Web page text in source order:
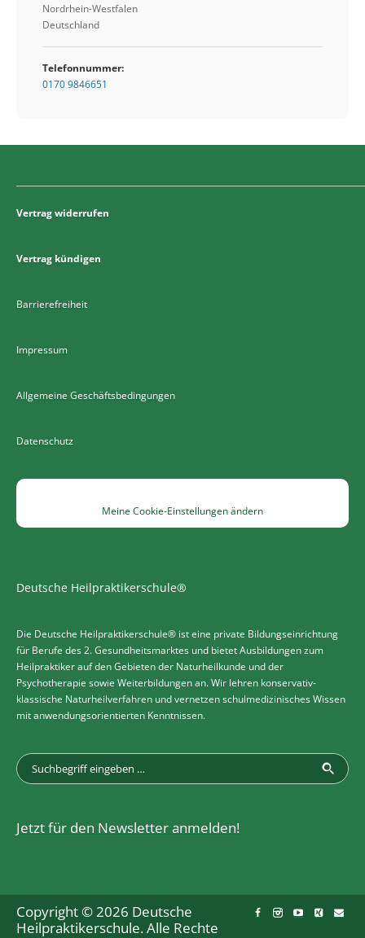
Nordrhein-Westfalen
Deutschland
Telefonnummer:
0170 9846651
Vertrag widerrufen
Vertrag kündigen
Barrierefreiheit
Impressum
Allgemeine Geschäftsbedingungen
Datenschutz
Meine Cookie-Einstellungen ändern
Deutsche Heilpraktikerschule®
Die Deutsche Heilpraktikerschule® ist eine private Bildungseinrichtung
für Berufe des 2. Gesundheitsmarktes und bietet Ausbildungen zum
Heilpraktiker auf den Gebieten der Naturheilkunde und der
Psychotherapie sowie Weiterbildungen an. Wir lehren konservativ-
klassische Naturheilverfahren und vernetzen schulmedizinisches Wissen
mit anwendungsorientierten Kenntnissen.
Jetzt für den Newsletter anmelden!
Copyright © 2026 Deutsche
Heilpraktikerschule. Alle Rechte